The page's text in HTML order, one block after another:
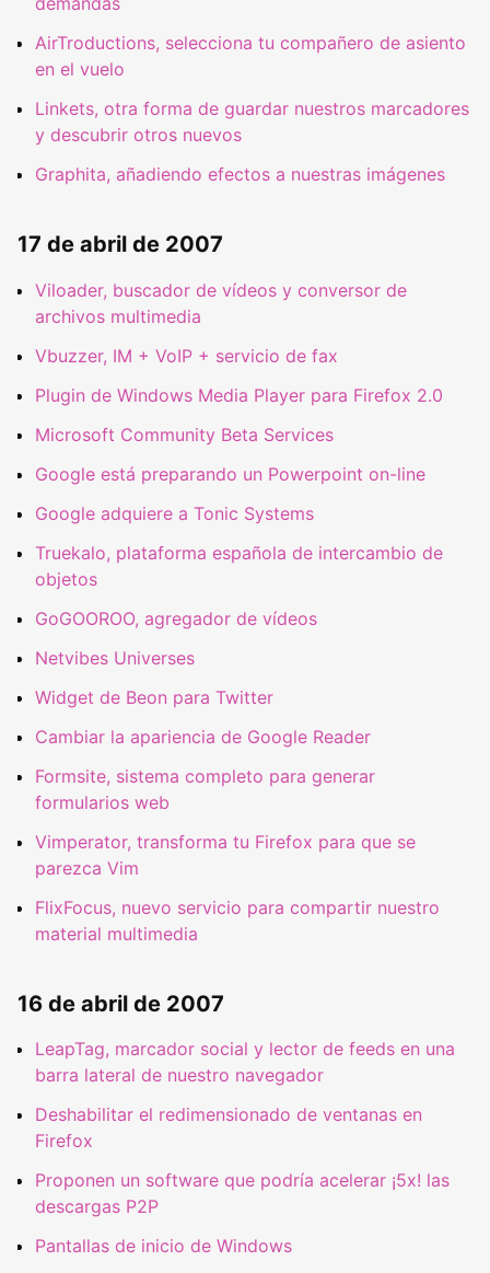
AirTroductions, selecciona tu compañero de asiento
en el vuelo
Linkets, otra forma de guardar nuestros marcadores
y descubrir otros nuevos
Graphita, añadiendo efectos a nuestras imágenes
17 de abril de 2007
Viloader, buscador de vídeos y conversor de
archivos multimedia
Vbuzzer, IM + VoIP + servicio de fax
Plugin de Windows Media Player para Firefox 2.0
Microsoft Community Beta Services
Google está preparando un Powerpoint on-line
Google adquiere a Tonic Systems
Truekalo, plataforma española de intercambio de
objetos
GoGOOROO, agregador de vídeos
Netvibes Universes
Widget de Beon para Twitter
Cambiar la apariencia de Google Reader
Formsite, sistema completo para generar
formularios web
Vimperator, transforma tu Firefox para que se
parezca Vim
FlixFocus, nuevo servicio para compartir nuestro
material multimedia
16 de abril de 2007
LeapTag, marcador social y lector de feeds en una
barra lateral de nuestro navegador
Deshabilitar el redimensionado de ventanas en
Firefox
Proponen un software que podría acelerar ¡5x! las
descargas P2P
Pantallas de inicio de Windows